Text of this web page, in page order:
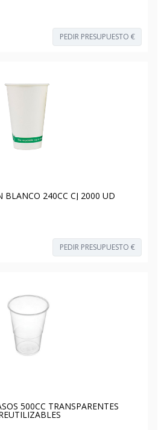
PEDIR PRESUPUESTO €
BLANCO 240CC CJ 2000 UD
PEDIR PRESUPUESTO €
500CC TRANSPARENTES